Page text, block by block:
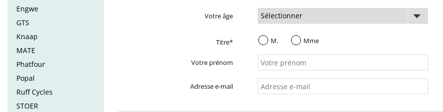
Engwe
GTS
Knaap
MATE
Phatfour
Popal
Ruff Cycles
STOER
Votre âge
Titre* M. Mme
Votre prénom
Adresse e-mail